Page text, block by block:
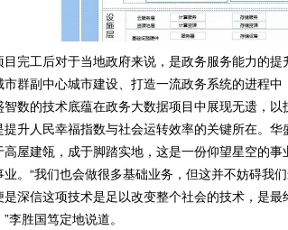
目完工后对于当地政府来说，是政务服务能力的
群副中心城市建设、打造一流政务系统的进程中
智数的技术底蕴在政务大数据项目中展现无遗，
升人民幸福指数与社会运转效率的关键所在。华
高屋建瓴，成于脚踏实地，这是一份仰望星空的
业。“我们也会做很多基础业务，但这并不妨碍我
是深信这项技术是足以改变整个社会的技术，是
李胜国笃定地说道。